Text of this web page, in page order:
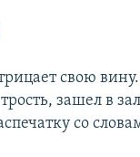
свою
зашел в
со